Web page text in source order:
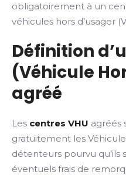
obligatoirement à un
véhicules hors d’usager
Définition
(Véhicule
agréé
Les centres VHU agréés
gratuitement les
détenteurs pourvu qu’ils
éventuels frais de